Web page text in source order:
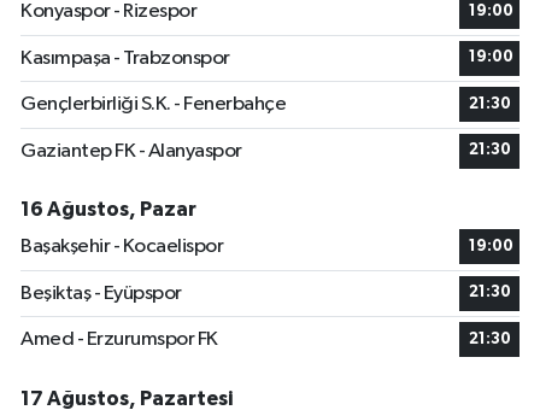
Konyaspor - Rizespor
19:00
Kasımpaşa - Trabzonspor 19:00
Gençlerbirliği S.K. - Fenerbahçe 21:30
Gaziantep FK - Alanyaspor 21:30
16 Ağustos, Pazar
Başakşehir - Kocaelispor
19:00
Beşiktaş - Eyüpspor 21:30
Amed - Erzurumspor FK 21:30
17 Ağustos, Pazartesi